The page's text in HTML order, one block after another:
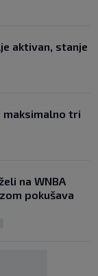
aktivan, stanje
maksimalno tri
na WNBA
pokušava